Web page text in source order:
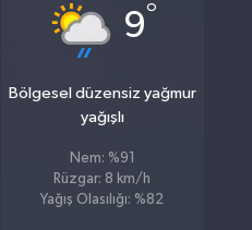
9°
Bölgesel düzensiz yağmur
yağışlı
Nem: %91
Rüzgar: 8 km/h
Yağış Olasılığı: %82